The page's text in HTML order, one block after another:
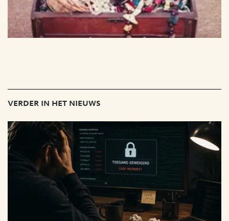
verder in het nieuws